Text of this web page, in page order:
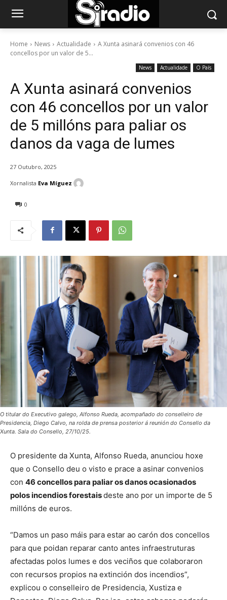
Home News Actualidade
A Xunta asinará convenios con 46
concellos por un valor de 5...
News Actualidade O País
A Xunta asinará convenios
con 46 concellos por un valor
de 5 millóns para paliar os
danos da vaga de lumes
27 Outubro, 2025
0
Xornalista Eva Míguez
O titular do Executivo galego, Alfonso Rueda, acompañado do conselleiro de
Presidencia, Diego Calvo, na rolda de prensa posterior á reunión do Consello da
Xunta. Sala do Consello, 27/10/25.
O presidente da Xunta, Alfonso Rueda, anunciou hoxe
que o Consello deu o visto e prace a asinar convenios
con 46 concellos para paliar os danos ocasionados
polos incendios forestaisdeste ano por un importe de 5
millóns de euros.
“Damos un paso máis para estar ao carón dos concellos
para que poidan reparar canto antes infraestruturas
afectadas polos lumes e dos veciños que colaboraron
con recursos propios na extinción dos incendios”,
explicou o conselleiro de Presidencia, Xustiza e